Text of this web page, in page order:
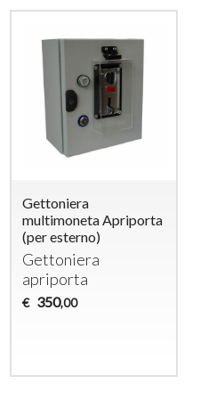
Gettoniera
multimoneta Apriporta
(per esterno)
Gettoniera
apriporta
€ 350,00